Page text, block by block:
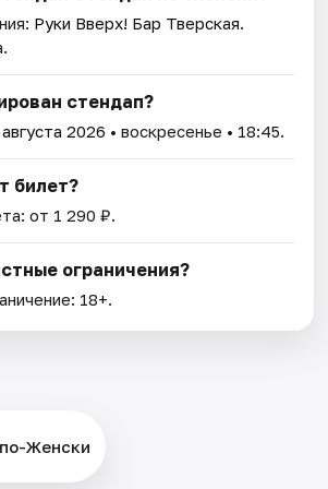
Руки Вверх! Бар Тверская.
стендап?
2026 • воскресенье • 18:45.
билет?
от 1 290 ₽.
ограничения?
18+.
Женски